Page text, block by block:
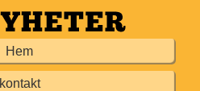
Hem
kontakt